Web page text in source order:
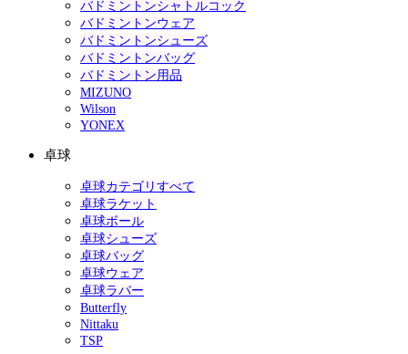
バドミントンシャトルコック
バドミントンウェア
バドミントンシューズ
バドミントンバッグ
バドミントン用品
MIZUNO
Wilson
YONEX
卓球
卓球カテゴリすべて
卓球ラケット
卓球ボール
卓球シューズ
卓球バッグ
卓球ウェア
卓球ラバー
Butterfly
Nittaku
TSP